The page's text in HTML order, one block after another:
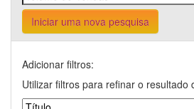
Iniciar uma nova pesquisa
Adicionar filtros:
Utilizar filtros para refinar o resultado